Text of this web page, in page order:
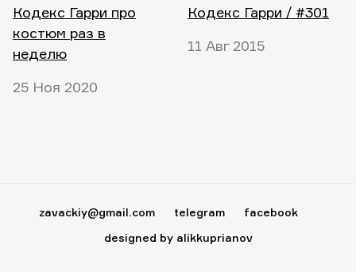
Кодекс Гарри про
костюм раз в
неделю
25 Ноя 2020
Кодекс Гарри / #301
11 Авг 2015
zavackiy@gmail.com telegram
facebook
designed by alikkuprianov